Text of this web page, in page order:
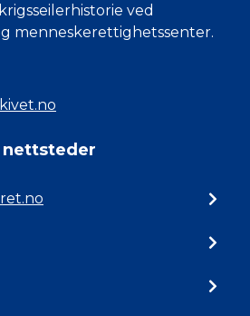
ved
menneskerettighetssenter.